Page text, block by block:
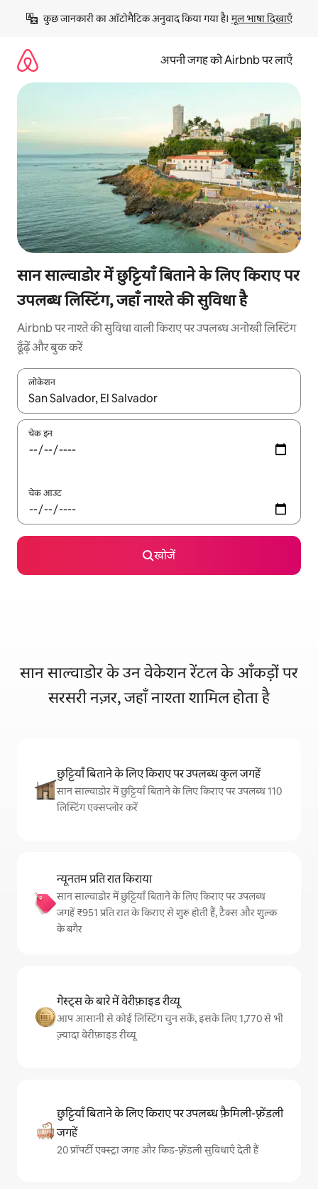
छोड़कर
कॉन्टेंट
कुछ जानकारी का ऑटोमैटिक अनुवाद किया गया है। मूल भाषा दिखाएँ
अपनी जगह को Airbnb पर लाएँ
सान साल्वाडोर में छुट्टियाँ बिताने के लिए किराए पर
उपलब्ध लिस्टिंग, जहाँ नाश्ते की सुविधा है
Airbnb पर नाश्ते की सुविधा वाली किराए पर उपलब्ध अनोखी लिस्टिंग
ढूँढ़ें और बुक करें
लोकेशन
नतीजों के उपलब्ध होने पर, अप और डाउन 'ऐरो की' का इस्तेमाल करके नेविगेट
चेक इन
चेक आउट
खोजें
सान साल्वाडोर के उन वेकेशन रेंटल के आँकड़ों पर
सरसरी नज़र, जहाँ नाश्ता शामिल होता है
छुट्टियाँ बिताने के लिए किराए पर उपलब्ध कुल जगहें
सान साल्वाडोर में छुट्टियाँ बिताने के लिए किराए पर उपलब्ध 110
लिस्टिंग एक्सप्लोर करें
न्यूनतम प्रति रात किराया
सान साल्वाडोर में छुट्टियाँ बिताने के लिए किराए पर उपलब्ध
जगहें ₹951 प्रति रात के किराए से शुरू होती हैं, टैक्स और शुल्क
के बगैर
गेस्ट्स के बारे में वेरीफ़ाइड रीव्यू
आप आसानी से कोई लिस्टिंग चुन सकें, इसके लिए 1,770 से भी
ज़्यादा वेरीफ़ाइड रीव्यू
छुट्टियाँ बिताने के लिए किराए पर उपलब्ध फ़ैमिली-फ़्रेंडली
जगहें
20 प्रॉपर्टी एक्स्ट्रा जगह और किड-फ़्रेंडली सुविधाएँ देती हैं